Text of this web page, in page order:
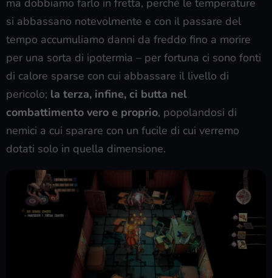
ma dobbiamo farlo in fretta, perché le temperature
si abbassano notevolmente e con il passare del
tempo accumuliamo danni da freddo fino a morire
per una sorta di ipotermia – per fortuna ci sono fonti
di calore sparse con cui abbassare il livello di
pericolo; la terza, infine, ci butta nel
combattimento vero e proprio, popolandosi di
nemici a cui sparare con un fucile di cui verremo
dotati solo in quella dimensione.